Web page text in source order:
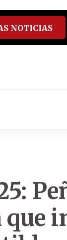
spotify
NOTICIAS